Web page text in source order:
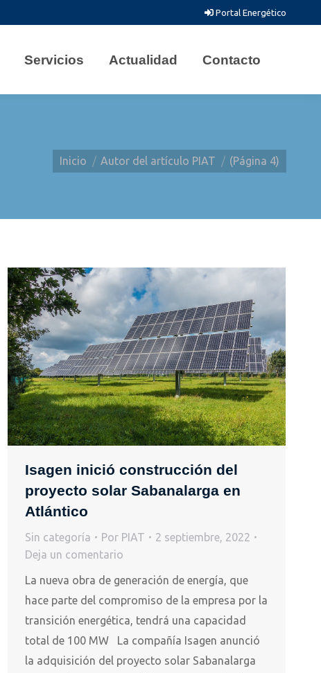
Portal Energético
Servicios Actualidad Contacto
Estás aquí:
Inicio Autor del artículo PIAT (Página 4)
Isagen inició construcción del
proyecto solar Sabanalarga en
Atlántico
Sin categoría Por PIAT
2 septiembre, 2022
Deja un comentario
La nueva obra de generación de energía, que
hace parte del compromiso de la empresa por la
transición energética, tendrá una capacidad
total de 100 MW La compañía Isagen anunció
la adquisición del proyecto solar Sabanalarga